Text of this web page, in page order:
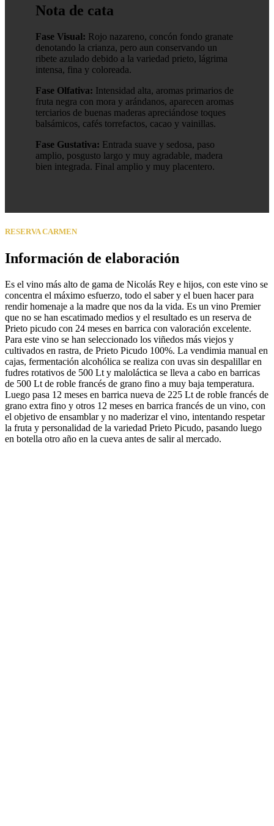
Nota de cata
Fase Visual: Rojo nazareno, concón fondo granate
denotando la crianza, pero aun conservando un
ribete azulado debido a la variedad prieto, lágrima
intensa, fina y coloreada.
Fase Olfativa: Intensidad alta, aromas primarios de
fruta negra con mora y arándanos, aparecen aromas
terciarios de buenas maderas apreciándose toques
balsámicos, cafés torrefactos, cacao y vainillas.
Fase Gustativa: Entrada suave y sedosa, paso
amplio, posgusto largo y muy agradable, madera
bien integrada. Final amplio y muy placentero.
RESERVA CARMEN
Información de elaboración
Es el vino más alto de gama de Nicolás Rey e hijos, con este vino se
concentra el máximo esfuerzo, todo el saber y el buen hacer para
rendir homenaje a la madre que nos da la vida. Es un vino Premier
que no se han escatimado medios y el resultado es un reserva de
Prieto picudo con 24 meses en barrica con valoración excelente.
Para este vino se han seleccionado los viñedos más viejos y
cultivados en rastra, de Prieto Picudo 100%. La vendimia manual en
cajas, fermentación alcohólica se realiza con uvas sin despalillar en
fudres rotativos de 500 Lt y maloláctica se lleva a cabo en barricas
de 500 Lt de roble francés de grano fino a muy baja temperatura.
Luego pasa 12 meses en barrica nueva de 225 Lt de roble francés de
grano extra fino y otros 12 meses en barrica francés de un vino, con
el objetivo de ensamblar y no maderizar el vino, intentando respetar
la fruta y personalidad de la variedad Prieto Picudo, pasando luego
en botella otro año en la cueva antes de salir al mercado.